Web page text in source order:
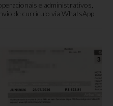
e administrativos,
de currículo via WhatsApp